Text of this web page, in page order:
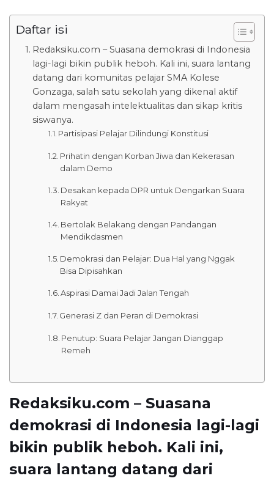
Daftar isi
Redaksiku.com – Suasana demokrasi di Indonesia
lagi-lagi bikin publik heboh. Kali ini, suara lantang
datang dari komunitas pelajar SMA Kolese
Gonzaga, salah satu sekolah yang dikenal aktif
dalam mengasah intelektualitas dan sikap kritis
siswanya.
Partisipasi Pelajar Dilindungi Konstitusi
Prihatin dengan Korban Jiwa dan Kekerasan
dalam Demo
Desakan kepada DPR untuk Dengarkan Suara
Rakyat
Bertolak Belakang dengan Pandangan
Mendikdasmen
Demokrasi dan Pelajar: Dua Hal yang Nggak
Bisa Dipisahkan
Aspirasi Damai Jadi Jalan Tengah
Generasi Z dan Peran di Demokrasi
Penutup: Suara Pelajar Jangan Dianggap
Remeh
Redaksiku.com – Suasana
demokrasi di Indonesia lagi-lagi
bikin publik heboh. Kali ini,
suara lantang datang dari